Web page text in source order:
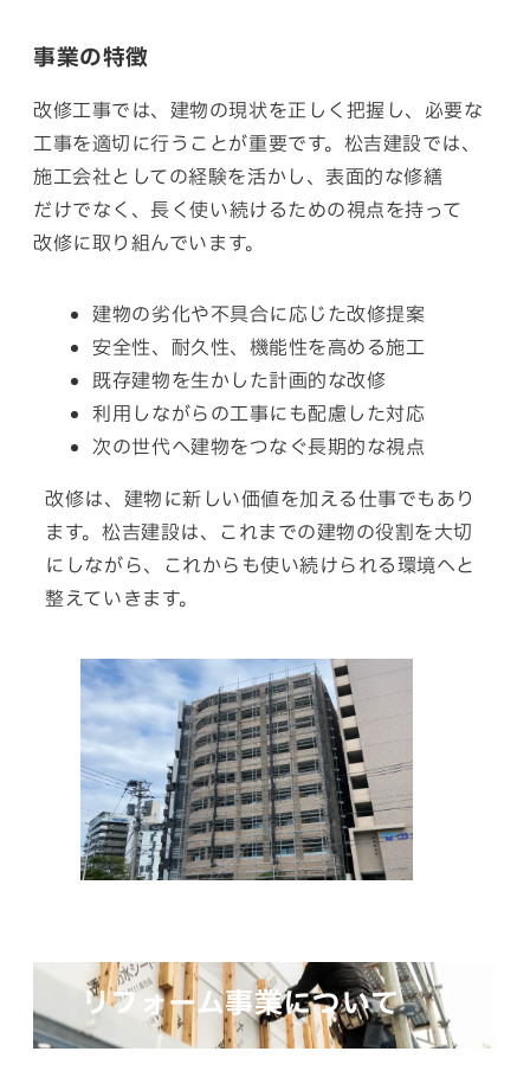
事業の特徴
改修工事では、建物の現状を正しく把握し、必要な
工事を適切に行うことが重要です。松吉建設では、
施工会社としての経験を活かし、表面的な修繕
だけでなく、長く使い続けるための視点を持って
改修に取り組んでいます。
建物の劣化や不具合に応じた改修提案
安全性、耐久性、機能性を高める施工
既存建物を生かした計画的な改修
利用しながらの工事にも配慮 した対応
次の世代へ建物をつなぐ長期的な視点
改修は、建物に新しい価値を加える仕事でもあり
ます。松吉建設は、これまでの建物の役割を大切
にしながら、 これから も使い続けられる環境へと
整えていきます。
リフォーム事業について